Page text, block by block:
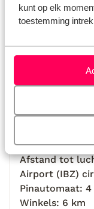
kunt op elk
toestemming
Afstanden
Afstand tot
Centrum Sant
Afstand tot
Airport (IBZ)
Pinautomaat: 4
Winkels: 6 km